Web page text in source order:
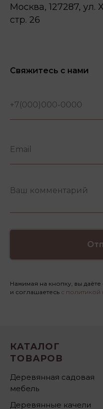
Москва, 127287, ул.
стр. 26
Свяжитесь с нами
Нажимая на кнопку, вы
и соглашаетесь с политикой
КАТАЛОГ
ТОВАРОВ
Деревянная садовая
мебель
Деревянные качели